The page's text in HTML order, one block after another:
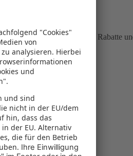
Nutzen Sie attraktive Rabatte